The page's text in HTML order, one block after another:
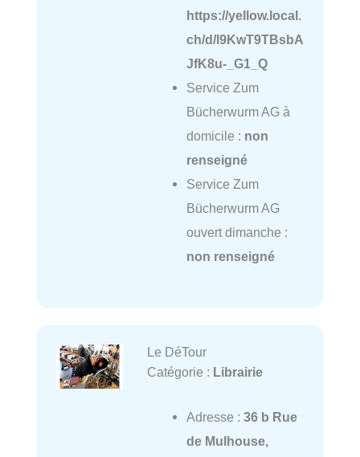
https://yellow.local.
ch/d/l9KwT9TBsbA
JfK8u-_G1_Q
Service Zum
Bücherwurm AG à
domicile : non
renseigné
Service Zum
Bücherwurm AG
ouvert dimanche :
non renseigné
Le DéTour
Catégorie : Librairie
Adresse : 36 b Rue
de Mulhouse,